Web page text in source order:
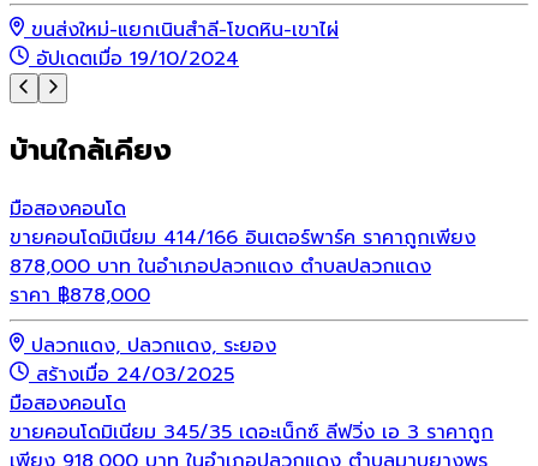
ขนส่งใหม่-แยกเนินสำลี-โขดหิน-เขาไผ่
อัปเดตเมื่อ 19/10/2024
บ้านใกล้เคียง
มือสองคอนโด
ขายคอนโดมิเนียม 414/166 อินเตอร์พาร์ค ราคาถูกเพียง
878,000 บาท ในอำเภอปลวกแดง ตำบลปลวกแดง
ราคา ฿878,000
ปลวกแดง, ปลวกแดง, ระยอง
สร้างเมื่อ 24/03/2025
มือสองคอนโด
ขายคอนโดมิเนียม 345/35 เดอะเน็กซ์ ลีฟวิ่ง เอ 3 ราคาถูก